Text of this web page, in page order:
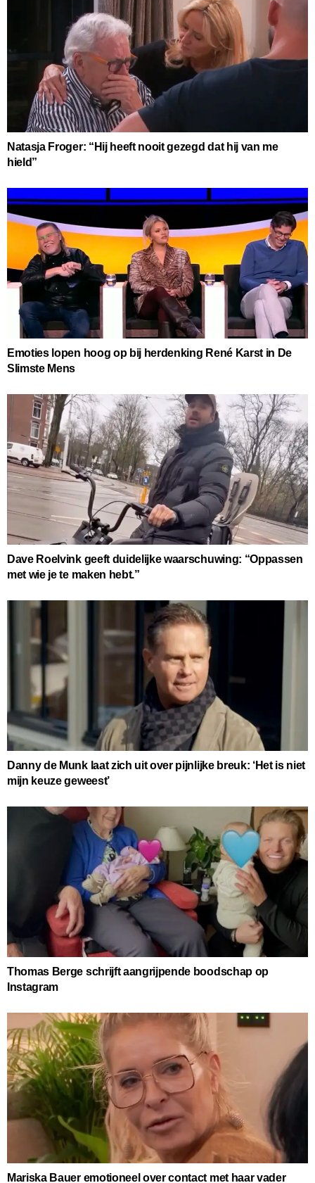
Natasja Froger: “Hij heeft nooit gezegd dat hij van me
hield”
Emoties lopen hoog op bij herdenking René Karst in De
Slimste Mens
Dave Roelvink geeft duidelijke waarschuwing: “Oppassen
met wie je te maken hebt.”
Danny de Munk laat zich uit over pijnlijke breuk: ‘Het is niet
mijn keuze geweest’
Thomas Berge schrijft aangrijpende boodschap op
Instagram
Mariska Bauer emotioneel over contact met haar vader